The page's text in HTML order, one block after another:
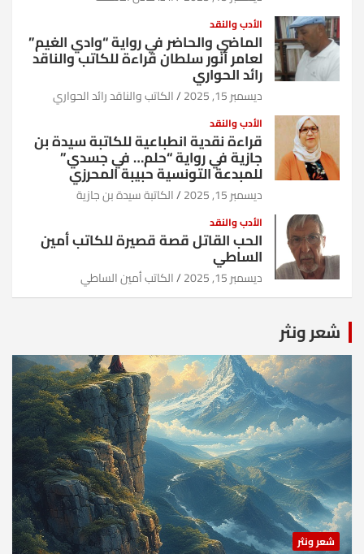
الأدب والنقد
الماضي والحاضر في رواية “وادي الغيم”
لعامر أنور سلطان قراءة للكاتب والناقد
رائد الحواري
ديسمبر 15, 2025 الكاتب والناقد رائد الحواري
الأدب والنقد
قراءة نقدية انطباعية للكاتبة سيدة بن
جازية في رواية “حلم… في جسدي”
للمبدعة التونسية حبيبة المحرزي
ديسمبر 15, 2025 الكاتبة سيدة بن جازية
الأدب والنقد
الحب القاتل قصة قصيرة للكاتب أمين
الساطي
ديسمبر 15, 2025 الكاتب أمين الساطي
شعر ونثر
شعر ونثر